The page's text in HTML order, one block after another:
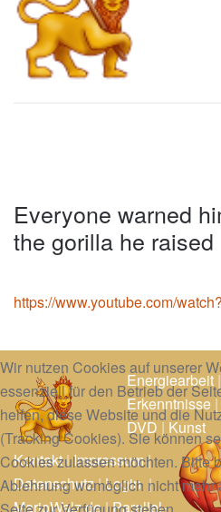
Everyone warned
the gorilla he raised
https://www.youtube.com/
Energiearbeit
Erkenntnisse|
DVD|Kunst
Kontakt|Impressum|
Datenschutz|Login|
MarioWalz.de|Parallel-
Wir nutzen Cookies auf unserer
essenziell für den Betrieb der
helfen, diese Website und die
(Tracking Cookies). Sie können
Cookies zulassen möchten. Bitte
Ablehnung womöglich nicht